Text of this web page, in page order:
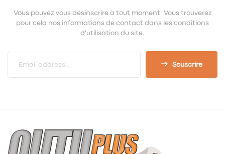
Vous pouvez vous désinscrire à tout moment. Vous trouverez
pour cela nos informations de contact dans les conditions
d'utilisation du site.
Souscrire